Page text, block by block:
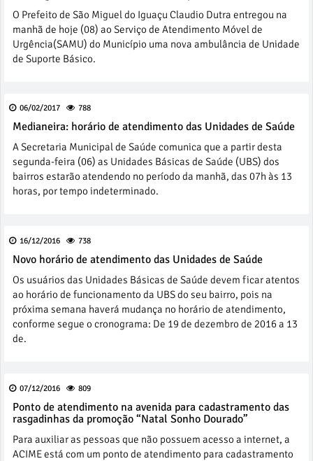
O Prefeito de São Miguel do Iguaçu Claudio Dutra entregou na
manhã de hoje (08) ao Serviço de Atendimento Móvel de
Urgência(SAMU) do Município uma nova ambulância de Unidade
de Suporte Básico.
06/02/2017 788
Medianeira: horário de atendimento das Unidades de Saúde
A Secretaria Municipal de Saúde comunica que a partir desta
segunda-feira (06) as Unidades Básicas de Saúde (UBS) dos
bairros estarão atendendo no período da manhã, das 07h às 13
horas, por tempo indeterminado.
16/12/2016 738
Novo horário de atendimento das Unidades de Saúde
Os usuários das Unidades Básicas de Saúde devem ficar atentos
ao horário de funcionamento da UBS do seu bairro, pois na
próxima semana haverá mudança no horário de atendimento,
conforme segue o cronograma: De 19 de dezembro de 2016 a 13
de.
07/12/2016 809
Ponto de atendimento na avenida para cadastramento das
rasgadinhas da promoção “Natal Sonho Dourado”
Para auxiliar as pessoas que não possuem acesso a internet, a
ACIME está com um ponto de atendimento para cadastramento